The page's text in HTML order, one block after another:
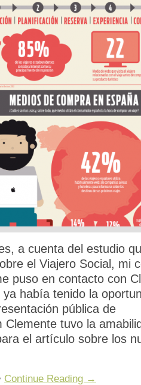
a cuenta del estudio
el Viajero Social, mi
puso en contacto con
había tenido la
pública de
Clemente tuvo la
el artículo sobre los
Continue Reading →